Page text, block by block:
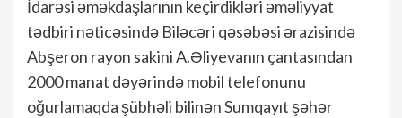
İdarəsi əməkdaşlarının keçirdikləri əməliyyat
tədbiri nəticəsində Biləcəri qəsəbəsi ərazisində
Abşeron rayon sakini A.Əliyevanın çantasından
2000 manat dəyərində mobil telefonunu
oğurlamaqda şübhəli bilinən Sumqayıt şəhər